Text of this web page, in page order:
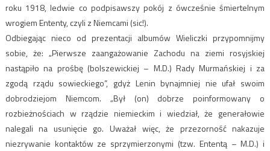
roku 1918, ledwie co podpisawszy pokój z ówcześnie śmiertelnym
wrogiem Ententy, czyli z Niemcami (sic!).
Odbiegając nieco od prezentacji albumów Wieliczki przypomnijmy
sobie, że: „Pierwsze zaangażowanie Zachodu na ziemi rosyjskiej
nastąpiło na prośbę (bolszewickiej – M.D.) Rady Murmańskiej i za
zgodą rządu sowieckiego”, gdyż Lenin bynajmniej nie ufał swoim
dobrodziejom Niemcom. „Był (on) dobrze poinformowany o
rozbieżnościach w rządzie niemieckim i wiedział, że generałowie
nalegali na usunięcie go. Uważał więc, że przezorność nakazuje
niezrywanie kontaktów ze sprzymierzonymi (tzw. Ententą – M.D.) i